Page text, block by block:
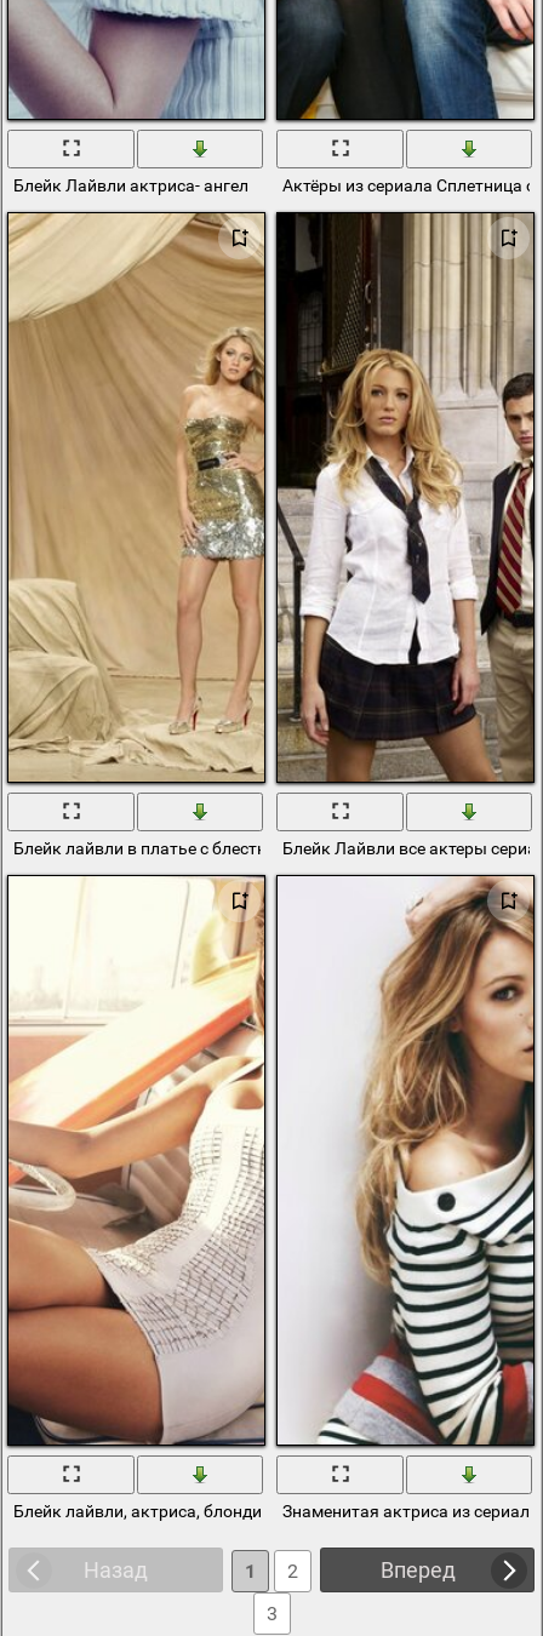
Блейк Лайвли актриса- ангел Актёры из сериала Сплетница
Блейк лайвли в платье с блесткамиБлейк Лайвли все актеры
Блейк лайвли, актриса, блондинка, девушка в авто, красотка за
Знаменитая актриса из
Назад Вперед
1
2
3